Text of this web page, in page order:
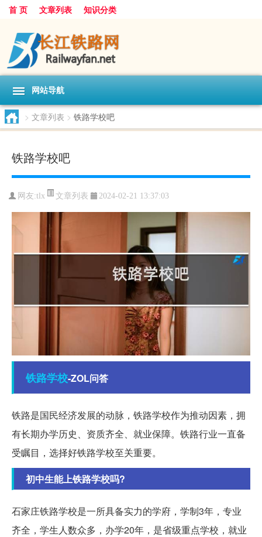
首 页 文章列表 知识分类
网站导航
> 文章列表 > 铁路学校吧
铁路学校吧
网友:tlx 文章列表 2024-02-21 13:37:03
铁路学校-ZOL问答
铁路是国民经济发展的动脉，铁路学校作为推动因素，拥
有长期办学历史、资质齐全、就业保障。铁路行业一直备
受瞩目，选择好铁路学校至关重要。
初中生能上铁路学校吗?
石家庄铁路学校是一所具备实力的学府，学制3年，专业
齐全，学生人数众多，办学20年，是省级重点学校，就业